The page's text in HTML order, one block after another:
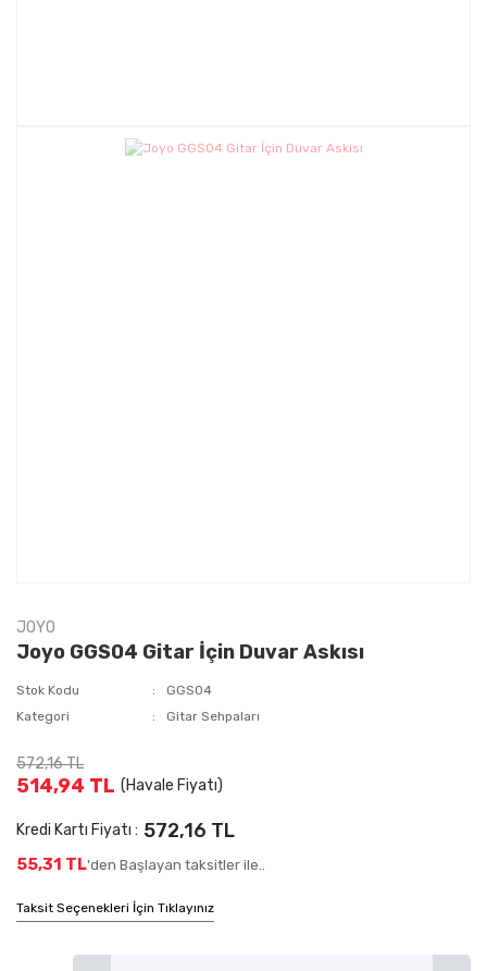
JOYO
Joyo GGS04 Gitar İçin Duvar Askısı
Stok Kodu
GGS04
Kategori
Gitar Sehpaları
572,16 TL
514,94 TL (Havale Fiyatı)
Kredi Kartı Fiyatı : 572,16 TL
55,31 TL'den Başlayan taksitler ile..
Taksit Seçenekleri İçin Tıklayınız